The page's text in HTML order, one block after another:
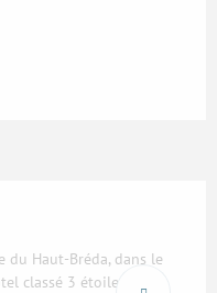
Haut-Bréda, dans le
classé 3 étoiles par